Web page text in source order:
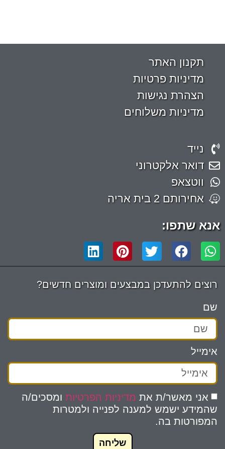
תקנון האתר
מדיניות פרטיות
הצהרת נגישות
מדיניות משלוחים
נייד
דואר אלקטרוני
ווטצאפ
אחירותם 2 בית אריה
אנא שתפו:
רוצים להתעדכן במבצעים ומוצרים חדשים?
שם
אימייל
אני מאשר/ת את מדיניות הפרטיות ומסכים/ה
שהמידע ישמש למענה לפנייה ולמטרות
המפורטות בה.
שליחה